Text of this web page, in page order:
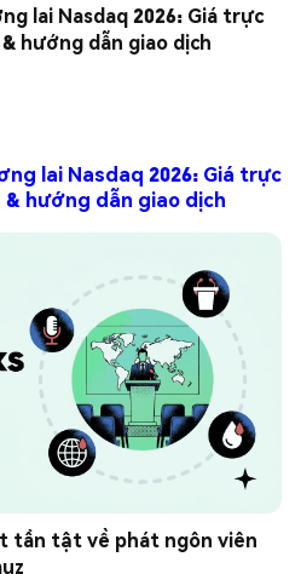
lai Nasdaq 2026: Giá trực
hướng dẫn giao dịch
lai Nasdaq 2026: Giá trực
hướng dẫn giao dịch
tần tật về phát ngôn viên